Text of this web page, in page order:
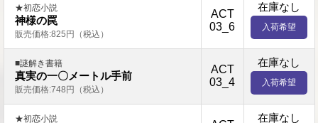
★初恋小説
神様の罠
販売価格:825円（税込）
ACT
03_6
在庫なし
入荷希望
■謎解き書籍
真実の一〇メートル手前
販売価格:748円（税込）
ACT
03_4
在庫なし
入荷希望
★初恋小説 在庫なし